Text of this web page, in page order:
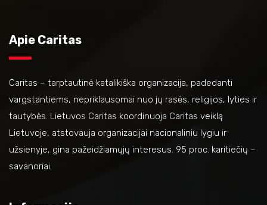
Apie Caritas
Caritas – tarptautinė katalikiška organizacija, padedanti
vargstantiems, nepriklausomai nuo jų rasės, religijos, lyties ir
tautybės. Lietuvos Caritas koordinuoja Caritas veiklą
Lietuvoje, atstovauja organizacijai nacionaliniu lygiu ir
užsienyje, gina pažeidžiamųjų interesus. 95 proc. karitiečių –
savanoriai.